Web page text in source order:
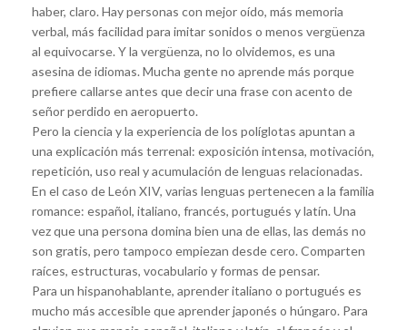
haber, claro. Hay personas con mejor oído, más memoria
verbal, más facilidad para imitar sonidos o menos vergüenza
al equivocarse. Y la vergüenza, no lo olvidemos, es una
asesina de idiomas. Mucha gente no aprende más porque
prefiere callarse antes que decir una frase con acento de
señor perdido en aeropuerto.
Pero la ciencia y la experiencia de los políglotas apuntan a
una explicación más terrenal: exposición intensa, motivación,
repetición, uso real y acumulación de lenguas relacionadas.
En el caso de León XIV, varias lenguas pertenecen a la familia
romance: español, italiano, francés, portugués y latín. Una
vez que una persona domina bien una de ellas, las demás no
son gratis, pero tampoco empiezan desde cero. Comparten
raíces, estructuras, vocabulario y formas de pensar.
Para un hispanohablante, aprender italiano o portugués es
mucho más accesible que aprender japonés o húngaro. Para